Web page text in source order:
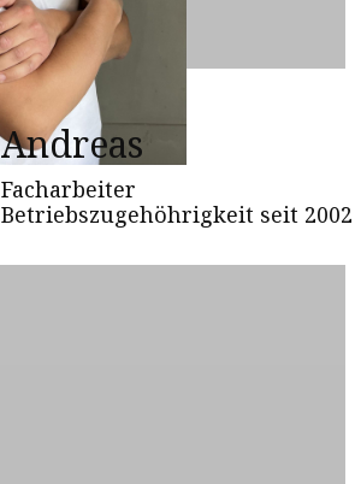
Andreas
Facharbeiter
Betriebszugehöhrigkeit seit 2002